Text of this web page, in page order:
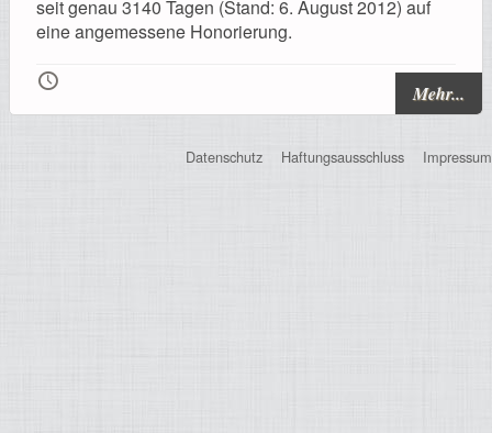
seit genau 3140 Tagen (Stand: 6. August 2012) auf
eine angemessene Honorierung.
🕔 Mehr...
Datenschutz Haftungsausschluss Impressum